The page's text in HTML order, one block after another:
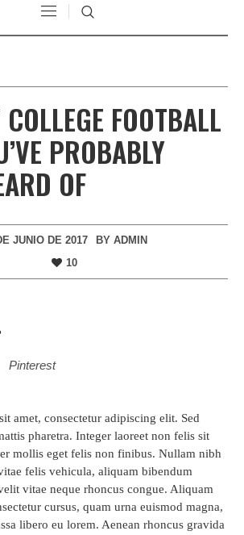
FOOTBALL
PROBABLY
OF
JUNIO DE 2017 BY ADMIN
10
Pinterest
amet, consectetur adipiscing elit. Sed
pharetra. Integer laoreet non felis sit
mollis eget felis non finibus. Nullam nibh
felis vehicula, aliquam bibendum
vitae neque rhoncus congue. Aliquam
cursus, quam urna euismod magna,
libero eu lorem. Aenean rhoncus gravida